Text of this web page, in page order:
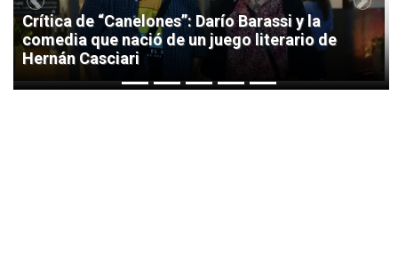
Crítica de “Canelones”: Darío Barassi y la
comedia que nació de un juego literario de
Hernán Casciari
Previous Next